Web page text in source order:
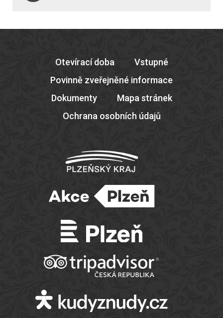
Otevírací doba
Vstupné
Povinně zveřejněné informace
Dokumenty
Mapa stránek
Ochrana osobních údajů